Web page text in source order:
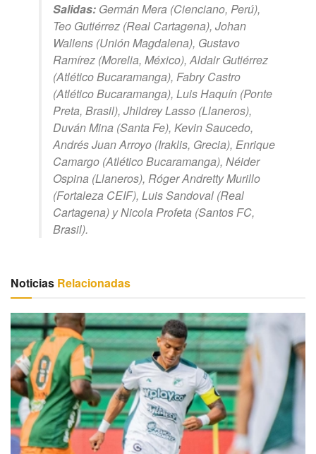
Salidas: Germán Mera (Cienciano, Perú),
Teo Gutiérrez (Real Cartagena), Johan
Wallens (Unión Magdalena), Gustavo
Ramírez (Morelia, México), Aldair Gutiérrez
(Atlético Bucaramanga), Fabry Castro
(Atlético Bucaramanga), Luis Haquín (Ponte
Preta, Brasil), Jhildrey Lasso (Llaneros),
Duván Mina (Santa Fe), Kevin Saucedo,
Andrés Juan Arroyo (Iraklis, Grecia), Enrique
Camargo (Atlético Bucaramanga), Néider
Ospina (Llaneros), Róger Andretty Murillo
(Fortaleza CEIF), Luis Sandoval (Real
Cartagena) y Nicola Profeta (Santos FC,
Brasil).
Noticias Relacionadas